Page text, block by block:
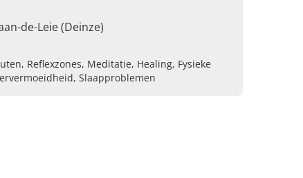
de-Leie (Deinze)
Reflexzones, Meditatie, Healing, Fysieke
Slaapproblemen